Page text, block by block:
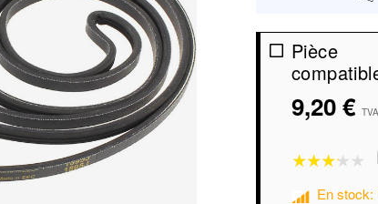
Pièce
9,20 €
★★★★★
★★★★★
En stock: